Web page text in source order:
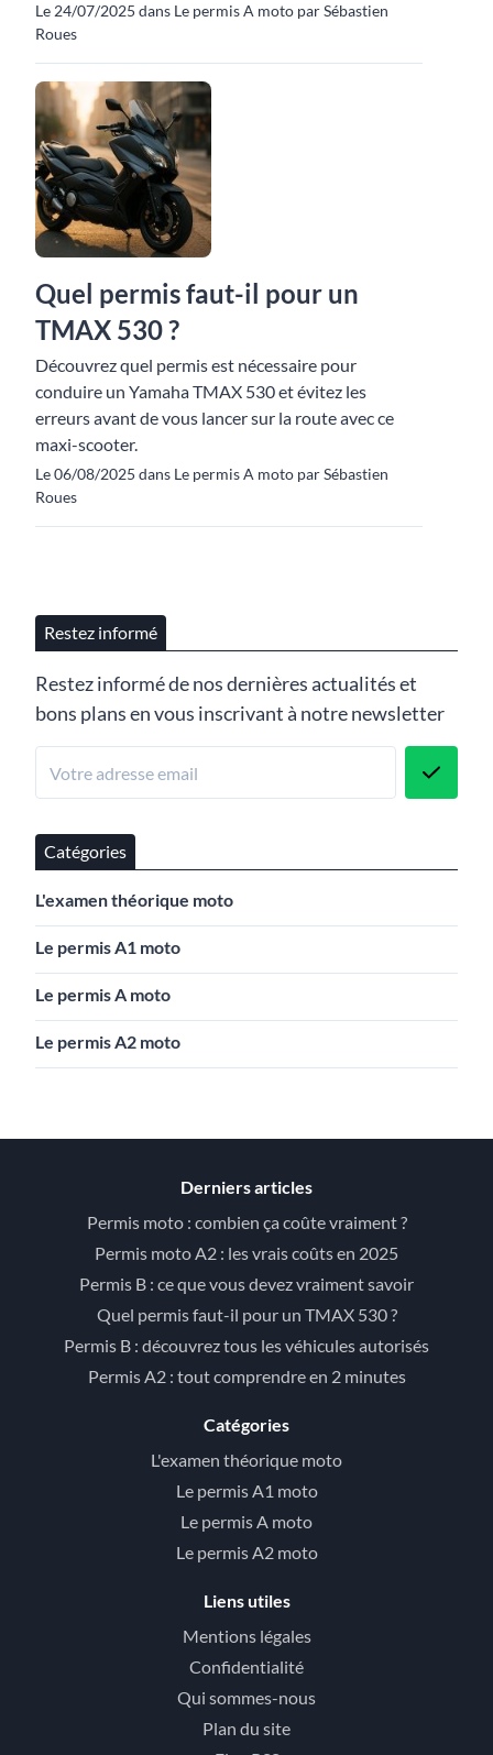
Le 24/07/2025 dans Le permis A moto par Sébastien
Roues
Quel permis faut-il pour un
TMAX 530 ?
Découvrez quel permis est nécessaire pour
conduire un Yamaha TMAX 530 et évitez les
erreurs avant de vous lancer sur la route avec ce
maxi-scooter.
Le 06/08/2025 dans Le permis A moto par Sébastien
Roues
Restez informé
Restez informé de nos dernières actualités et
bons plans en vous inscrivant à notre newsletter
Catégories
L'examen théorique moto
Le permis A1 moto
Le permis A moto
Le permis A2 moto
Derniers articles
Permis moto : combien ça coûte vraiment ?
Permis moto A2 : les vrais coûts en 2025
Permis B : ce que vous devez vraiment savoir
Quel permis faut-il pour un TMAX 530 ?
Permis B : découvrez tous les véhicules autorisés
Permis A2 : tout comprendre en 2 minutes
Catégories
L'examen théorique moto
Le permis A1 moto
Le permis A moto
Le permis A2 moto
Liens utiles
Mentions légales
Confidentialité
Qui sommes-nous
Plan du site